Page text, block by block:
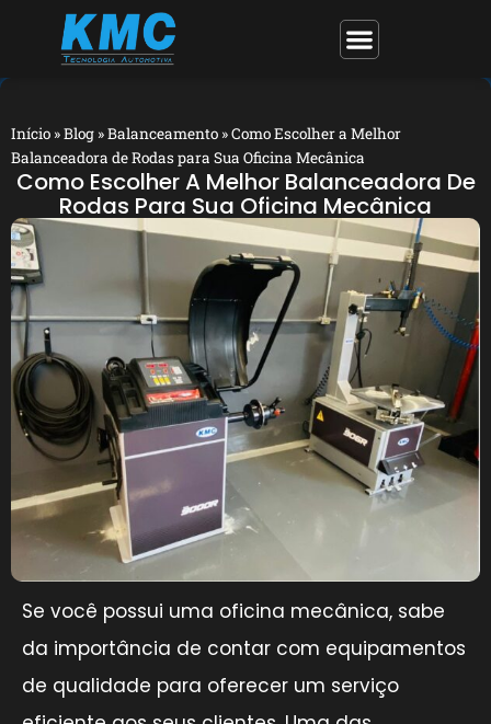
Início »Blog »Balanceamento »Como Escolher a Melhor
Balanceadora de Rodas para Sua Oficina Mecânica
Como Escolher A Melhor Balanceadora De
Rodas Para Sua Oficina Mecânica
Se você possui uma oficina mecânica, sabe
da importância de contar com equipamentos
de qualidade para oferecer um serviço